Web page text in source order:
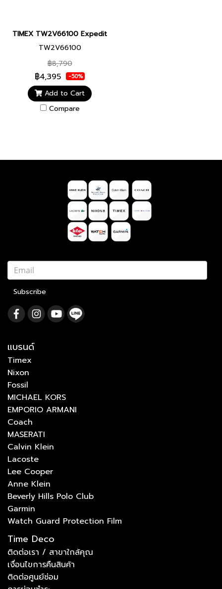
TIMEX TW2V66100 Expedition North® Freedive Ocea นาฬิก
TW2V66100
฿8,790
฿4,395 -50%
Add to Cart
Compare
Subscribe
แบรนด์
Timex
Nixon
Fossil
MICHAEL KORS
EMPORIO ARMANI
Coach
MASERATI
Calvin Klein
Lacoste
Lee Cooper
Anne Klein
Beverly Hills Polo Club
Garmin
Watch Guard Protection Film
Time Deco
ติดต่อเรา / สาขาใกล้คุณ
เงื่อนไขการคืนสินค้า
ติดต่อศูนย์ซ่อม